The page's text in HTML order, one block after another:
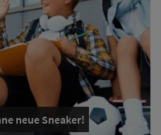
neue Sneaker!